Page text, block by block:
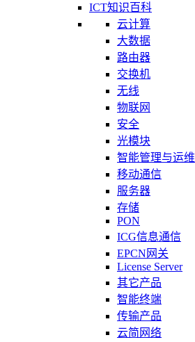
ICT知识百科
云计算
大数据
路由器
交换机
无线
物联网
安全
光模块
智能管理与运维
移动通信
服务器
存储
PON
ICG信息通信
EPCN网关
License Server
其它产品
智能终端
传输产品
云简网络